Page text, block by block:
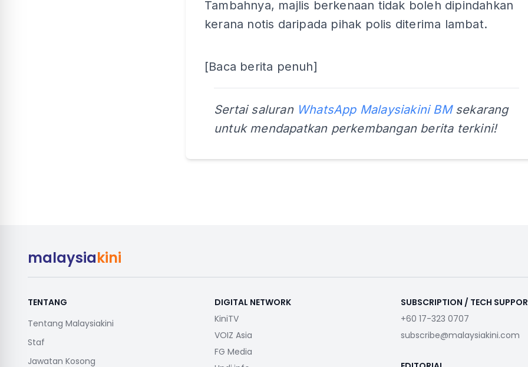
Tambahnya, majlis berkenaan tidak boleh dipindahkan
kerana notis daripada pihak polis diterima lambat.
[Baca berita penuh]
Sertai saluran WhatsApp Malaysiakini BMsekarang
untuk mendapatkan perkembangan berita terkini!
malaysiakini
TENTANG
Tentang Malaysiakini
Staf
Jawatan Kosong
DIGITAL NETWORK
KiniTV
VOIZ Asia
FG Media
SUBSCRIPTION / TECH
+60 17-323 0707
subscribe@malaysiakini.com